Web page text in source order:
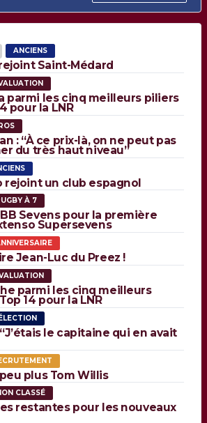
ANCIENS
Saint-Médard
parmi les cinq meilleurs piliers
pour la LNR
: “À ce prix-là, on ne peut pas
du très haut niveau”
rejoint un club espagnol
À 7
Sevens pour la première
Supersevens
Jean-Luc du Preez !
parmi les cinq meilleurs
14 pour la LNR
le capitaine qui en avait
plus Tom Willis
CLASSÉ
restantes pour les nouveaux